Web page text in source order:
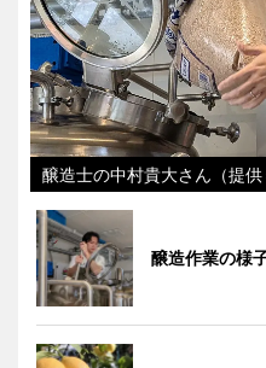
醸造士の中村貴大さん（提供
醸造作業の様